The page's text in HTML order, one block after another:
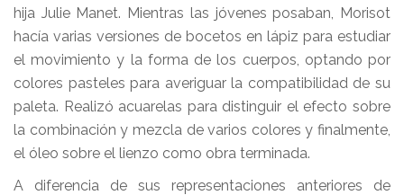
hija Julie Manet. Mientras las jóvenes posaban, Morisot
hacía varias versiones de bocetos en lápiz para estudiar
el movimiento y la forma de los cuerpos, optando por
colores pasteles para averiguar la compatibilidad de su
paleta. Realizó acuarelas para distinguir el efecto sobre
la combinación y mezcla de varios colores y finalmente,
el óleo sobre el lienzo como obra terminada.
A diferencia de sus representaciones anteriores de